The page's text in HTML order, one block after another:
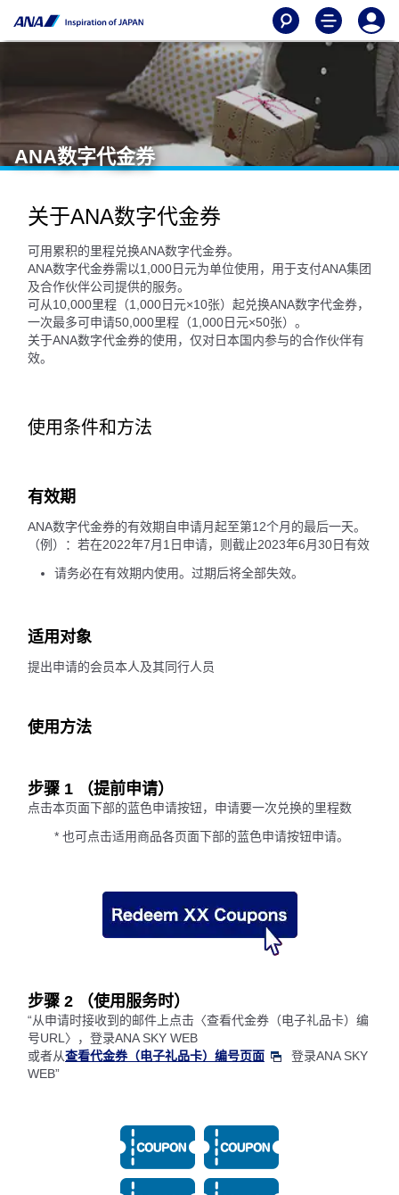
ANA数字代金券
关于ANA数字代金券
可用累积的里程兑换ANA数字代金券。
ANA数字代金券需以1,000日元为单位使用，用于支付ANA集团
及合作伙伴公司提供的服务。
可从10,000里程（1,000日元×10张）起兑换ANA数字代金券，
一次最多可申请50,000里程（1,000日元×50张）。
关于ANA数字代金券的使用，仅对日本国内参与的合作伙伴有
效。
使用条件和方法
有效期
ANA数字代金券的有效期自申请月起至第12个月的最后一天。
（例）：若在2022年7月1日申请，则截止2023年6月30日有效
请务必在有效期内使用。过期后将全部失效。
适用对象
提出申请的会员本人及其同行人员
使用方法
步骤 1 （提前申请）
点击本页面下部的蓝色申请按钮，申请要一次兑换的里程数
* 也可点击适用商品各页面下部的蓝色申请按钮申请。
步骤 2 （使用服务时）
“从申请时接收到的邮件上点击〈查看代金券（电子礼品卡）编
号URL〉，登录ANA SKY WEB
或者从查看代金券（电子礼品卡）编号页面
登录ANA SKY
WEB”